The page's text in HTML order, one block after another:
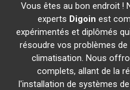
Vous êtes au bon endroit !
experts Digoin est
expérimentés et diplômés
résoudre vos problèmes
climatisation. Nous
complets, allant de la
l'installation de systèmes